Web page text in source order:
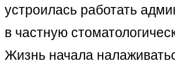
устроилась работать
в частную
Жизнь начала